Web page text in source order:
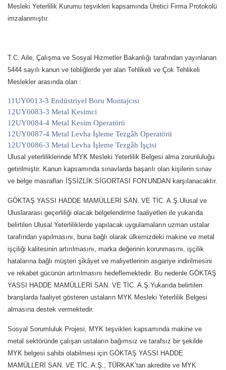
Mesleki Yeterlilik Kurumu teşvikleri kapsamında Üretici Firma Protokolü
imzalanmıştır.
T.C. Aile, Çalışma ve Sosyal Hizmetler Bakanlığı tarafından yayınlanan
5444 sayılı kanun ve tebliğlerde yer alan Tehlikeli ve Çok Tehlikeli
Meslekler arasında olan :
11UY0013-3 Endüstriyel Boru Montajcısı
12UY0083-3 Metal Kesimci
12UY0084-4 Metal Kesim Operatörü
12UY0087-4 Metal Levha İşleme Tezgâh Operatörü
12UY0086-3 Metal Levha İşleme Tezgâh İşçisi
Ulusal yeterliliklerinde MYK Mesleki Yeterlilik Belgesi alma zorunluluğu
getirilmiştir. Kanun kapsamında sınavlarda başarılı olan kişilerin sınav
ve belge masrafları İŞSİZLİK SİGORTASI FON’UNDAN karşılanacaktır.
GÖKTAŞ YASSI HADDE MAMÜLLERİ SAN. VE TİC. A.Ş.Ulusal ve
Uluslararası geçerliliği olacak belgelendirme faaliyetleri ile yukarıda
belirtilen Ulusal Yeterliliklerde yapılacak uygulamaların uzman ustalar
tarafından yapılmasını, buna bağlı olarak ülkemizdeki makine ve metal
işçiliği kalitesinin artırılmasını, marka değerinin korunmasını, işçilik
hatalarına bağlı müşteri şikâyet ve maliyetlerinin asgariye indirilmesini
ve rekabet gücünün artırılmasını hedeflemektedir. Bu nedenle GÖKTAŞ
YASSI HADDE MAMÜLLERİ SAN. VE TİC. A.Ş.Yukarıda belirtilen
branşlarda faaliyet gösteren ustaların MYK Mesleki Yeterlilik Belgesi
almasına destek vermektedir.
Sosyal Sorumluluk Projesi, MYK teşvikleri kapsamında makine ve
metal sektöründe çalışan ustaların bağımsız ve tarafsız bir şekilde
MYK belgesi sahibi olabilmesi için GÖKTAŞ YASSI HADDE
MAMÜLLERİ SAN. VE TİC. A.Ş., TÜRKAK’tan akredite ve MYK